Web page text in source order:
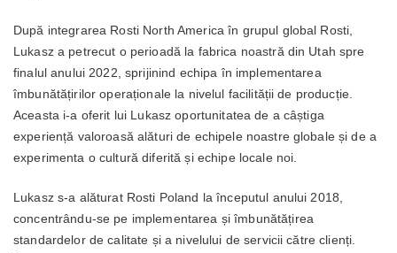
După integrarea Rosti North America în grupul global Rosti,
Lukasz a petrecut o perioadă la fabrica noastră din Utah spre
finalul anului 2022, sprijinind echipa în implementarea
îmbunătățirilor operaționale la nivelul facilității de producție.
Aceasta i-a oferit lui Lukasz oportunitatea de a câștiga
experiență valoroasă alături de echipele noastre globale și de a
experimenta o cultură diferită și echipe locale noi.
Lukasz s-a alăturat Rosti Poland la începutul anului 2018,
concentrându-se pe implementarea și îmbunătățirea
standardelor de calitate și a nivelului de servicii către clienți.